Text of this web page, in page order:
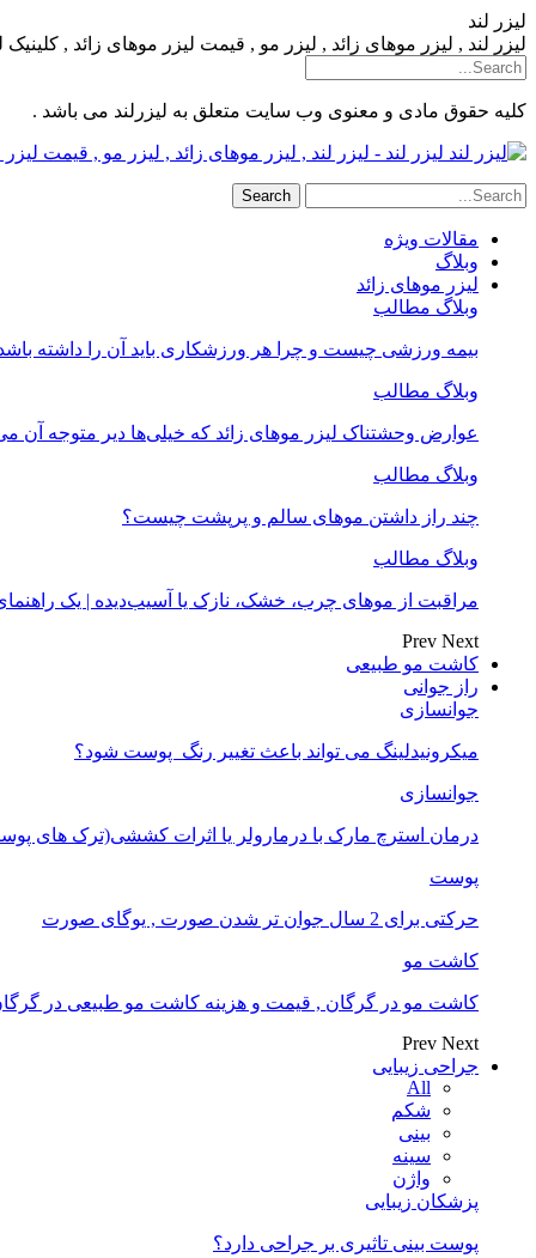
لیزر لند
لیزر لند , لیزر موهای زائد , لیزر مو , قیمت لیزر موهای زائد ,
کلیه حقوق مادی و معنوی وب سایت متعلق به لیزرلند می باشد .
لیزر لند - لیزر لند , لیزر موهای زائد , لیزر مو , قیمت
مقالات ویژه
وبلاگ
لیزر موهای زائد
وبلاگ مطالب
بیمه ورزشی چیست و چرا هر ورزشکاری باید آن را داشته
وبلاگ مطالب
عوارض وحشتناک لیزر موهای زائد که خیلی‌ها دیر متوجه آن
وبلاگ مطالب
چند راز داشتن موهای سالم و پرپشت چیست؟
وبلاگ مطالب
مراقبت از موهای چرب، خشک، نازک یا آسیب‌دیده | یک
Prev Next
کاشت مو طبیعی
راز جوانی
جوانسازی
میکرونیدلینگ می تواند باعث تغییر رنگ ‍ پوست شود؟
جوانسازی
درمان استرچ مارک با درمارولر یا اثرات کششی(ترک های
پوست
حرکتی برای 2 سال جوان تر شدن صورت , یوگای صورت
کاشت مو
کاشت مو در گرگان , قیمت و هزینه کاشت مو طبیعی در
Prev Next
جراحی زیبایی
All
شکم
بینی
سینه
واژن
پزشکان زیبایی
پوست بینی تاثیری بر جراحی دارد؟